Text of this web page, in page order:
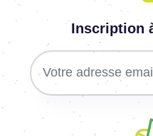
Inscription